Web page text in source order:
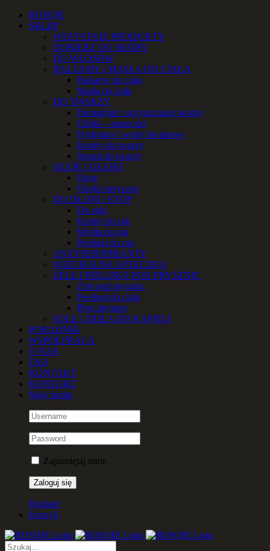
Przejdź
zawartości
Facebook
Instagram
YouTube
Email
TelefonBOSQIE
SKLEP
WSZYSTKIE PRODUKTY
DOBIERZ DO SKÓRY
DO WŁOSÓW
BALSAMY i MASŁA DO CIAŁA
Balsamy do ciała
Masła do ciała
DO TWARZY
Demakijaż i oczyszczanie twarzy
Glinki – maseczki
Hydrolaty i wody kwiatowe
Kremy do twarzy
Serum do twarzy
OLEJE I OLEJKI
Oleje
Olejki eteryczne
DO DŁONI i STÓP
Do stóp
Kremy do rąk
Mydła do rąk
Peelingi do rąk
ANTYPERSPIRANTY
NATURALNA APTECZKA
ŻELE I PEELINGI POD PRYSZNIC
Żele pod prysznic
Peelingi do ciała
Płyn intymny
SOLE i ZIOŁA DO KĄPIELI
PORADNIK
WSPÓŁPRACA
O NAS
FAQ
KONTAKT
KONTAKT
Moje konto
Zapamiętaj mnie
Register
Koszyk
Szukaj